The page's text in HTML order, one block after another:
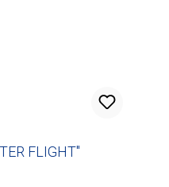
FLIGHT"